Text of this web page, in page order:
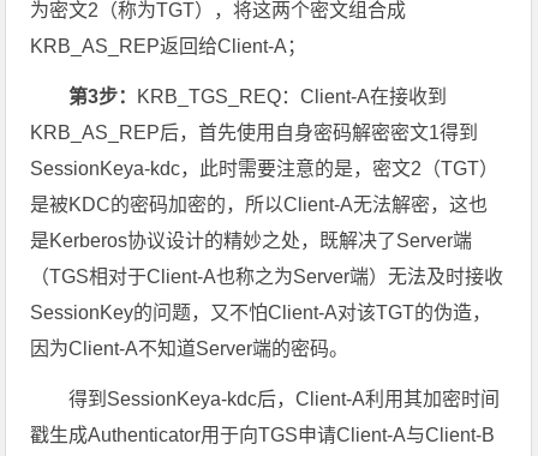
为密文2（称为TGT），将这两个密文组合成
KRB_AS_REP返回给Client-A；
第3步： KRB_TGS_REQ：Client-A在接收到
KRB_AS_REP后，首先使用自身密码解密密文1得到
SessionKeya-kdc，此时需要注意的是，密文2（TGT）
是被KDC的密码加密的，所以Client-A无法解密，这也
是Kerberos协议设计的精妙之处，既解决了Server端
（TGS相对于Client-A也称之为Server端）无法及时接收
SessionKey的问题，又不怕Client-A对该TGT的伪造，
因为Client-A不知道Server端的密码。
得到SessionKeya-kdc后，Client-A利用其加密时间
戳生成Authenticator用于向TGS申请Client-A与Client-B